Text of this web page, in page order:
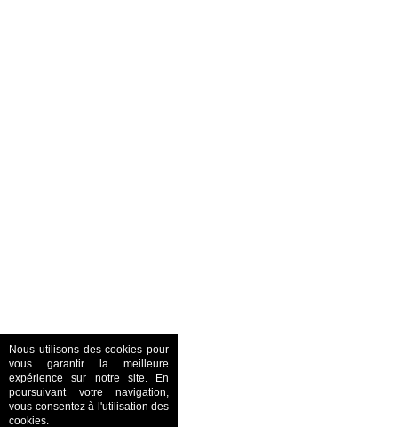
Nous utilisons des cookies pour
vous garantir la meilleure
expérience sur notre site. En
poursuivant votre navigation,
vous consentez à l'utilisation des
cookies.